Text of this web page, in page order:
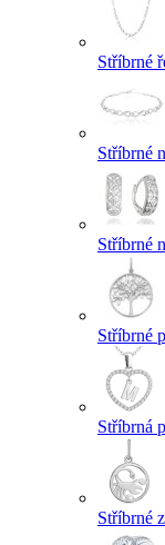
Stříbrné
Stříbrné
Stříbrné
Stříbrné
Stříbrná
Stříbrné